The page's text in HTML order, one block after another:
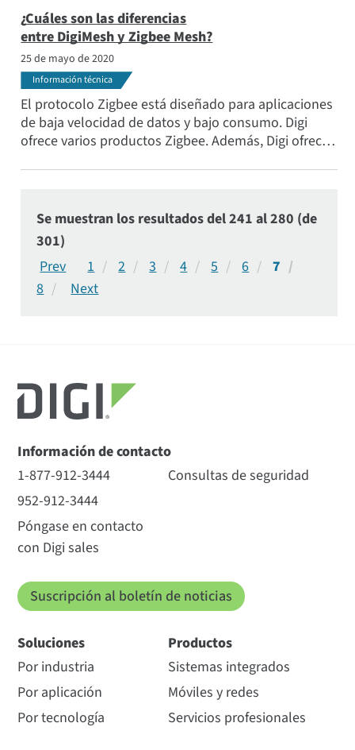
radios y módems al protocolo IP. Este artículo
describe las diferencias.
¿Cuáles son las diferencias
entre DigiMesh y Zigbee Mesh?
25 de mayo de 2020
Información técnica
El protocolo Zigbee está diseñado para aplicaciones
de baja velocidad de datos y bajo consumo. Digi
ofrece varios productos Zigbee. Además, Digi ofrece
Se muestran los resultados del 241 al 280 (de
301)
1
2 3 4 5 6
7
8
Información de contacto
1-877-912-3444
952-912-3444
Póngase en contacto
con Digi sales
Consultas de seguridad
Suscripción al boletín de noticias
Soluciones
Por industria
Por aplicación
Por tecnología
Productos
Sistemas integrados
Móviles y redes
Servicios profesionales